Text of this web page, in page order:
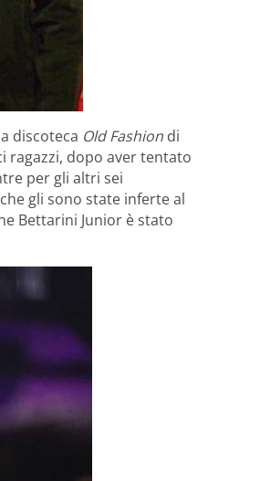
discoteca Old Fashion di
ragazzi, dopo aver tentato
per gli altri sei
che gli sono state inferte al
Bettarini Junior è stato